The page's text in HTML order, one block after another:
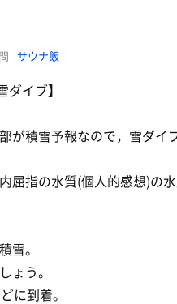
サウナ飯
イブ】
が積雪予報なので，雪ダイ
屈指の水質(個人的感想)の水
雪。
ょう。
に到着。